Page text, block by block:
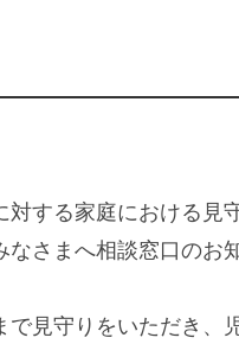
する家庭における見
さまへ相談窓口のお
見守りをいただき、